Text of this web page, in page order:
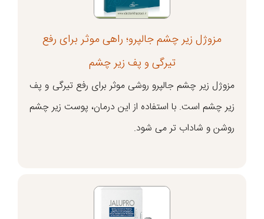
مزوژل زیر چشم جالپرو؛ راهی موثر برای رفع
تیرگی و پف زیر چشم
مزوژل زیر چشم جالپرو روشی موثر برای رفع تیرگی و پف
زیر چشم است. با استفاده از این درمان، پوست زیر چشم
روشن و شاداب تر می شود.